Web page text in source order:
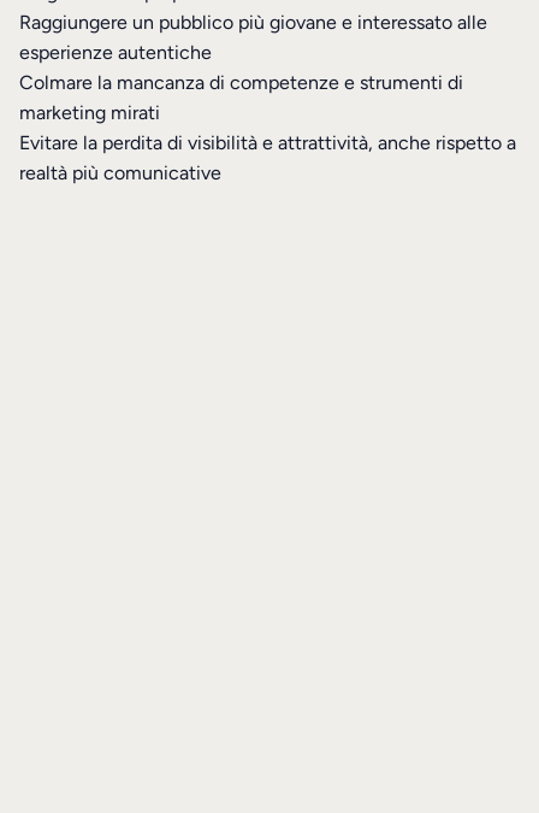
Raggiungere un pubblico più giovane e interessato alle
esperienze autentiche
Colmare la mancanza di competenze e strumenti di
marketing mirati
Evitare la perdita di visibilità e attrattività, anche rispetto a
realtà più comunicative